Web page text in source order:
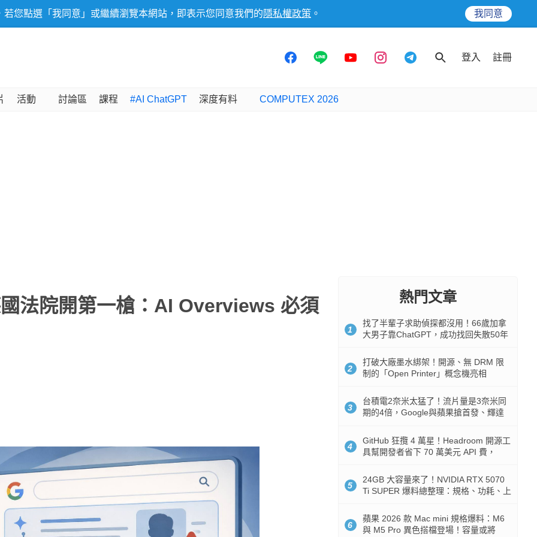
您點選「我同意」或繼續瀏覽本網站，即表示您同意我們的 隱私權政策 。 我同意
登入 註冊
活動 討論區 課程 #AI ChatGPT 深度有料 COMPUTEX 2026
法院開第一槍：AI Overviews 必須 熱門文章
1
找了半輩子求助偵探都沒用！66歲加拿
大男子靠ChatGPT，成功找回失散50年
2
打破大廠墨水綁架！開源、無 DRM 限
制的「Open Printer」概念機亮相
3
台積電2奈米太猛了！流片量是3奈米同
期的4倍，Google與蘋果搶首發、輝達
4
GitHub 狂攬 4 萬星！Headroom 開源工
具幫開發者省下 70 萬美元 API 費，
5
24GB 大容量來了！NVIDIA RTX 5070
Ti SUPER 爆料總整理：規格、功耗、上
6
蘋果 2026 款 Mac mini 規格爆料：M6
與 M5 Pro 異色搭檔登場！容量或將